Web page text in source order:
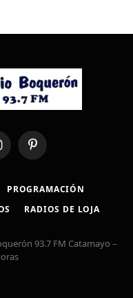
Pinterest
PROGRAMACIÓN
RADIOS DE LOJA
93.7 FM Catamayo –